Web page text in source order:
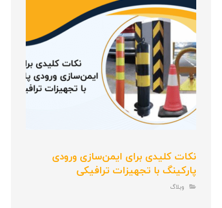
نکات کلیدی برای ایمن‌سازی ورودی
پارکینگ با تجهیزات ترافیکی
وبلاگ